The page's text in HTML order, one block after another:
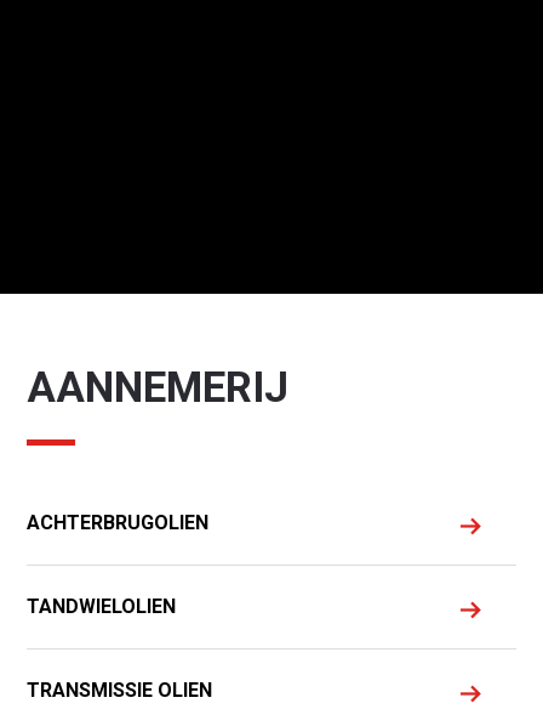
AANNEMERIJ
ACHTERBRUGOLIEN
TANDWIELOLIEN
TRANSMISSIE OLIEN